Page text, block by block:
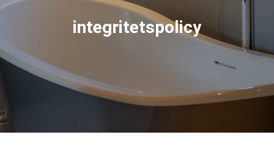
integritetspolicy